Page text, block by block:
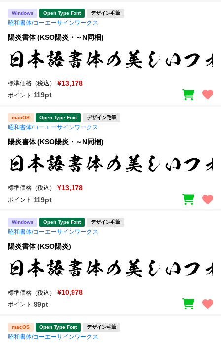
キャンペーン一覧
新着一覧
お気に入り
ご利用ガイド
よくあるご質問
お問い合わせ
フォント形式
タイプフェイス
明朝体
角ゴシック
丸ゴシック
教科書体
草書体
江戸文字 デザイン毛筆
太さ・ウェイト
セット or 単体
文字種類
Windows Open Type Font デザイン毛筆
昭和書体/コーエーサインワークス
陽炎書体 (KSO陽炎・～N同梱)
標準価格（税込） ¥13,178
ポイント 119pt
macOS Open Type Font デザイン毛筆
昭和書体/コーエーサインワークス
陽炎書体 (KSO陽炎・～N同梱)
標準価格（税込） ¥13,178
ポイント 119pt
Windows Open Type Font デザイン毛筆
昭和書体/コーエーサインワークス
陽炎書体 (KSO陽炎)
標準価格（税込） ¥10,978
ポイント 99pt
macOS Open Type Font デザイン毛筆
昭和書体/コーエーサインワークス